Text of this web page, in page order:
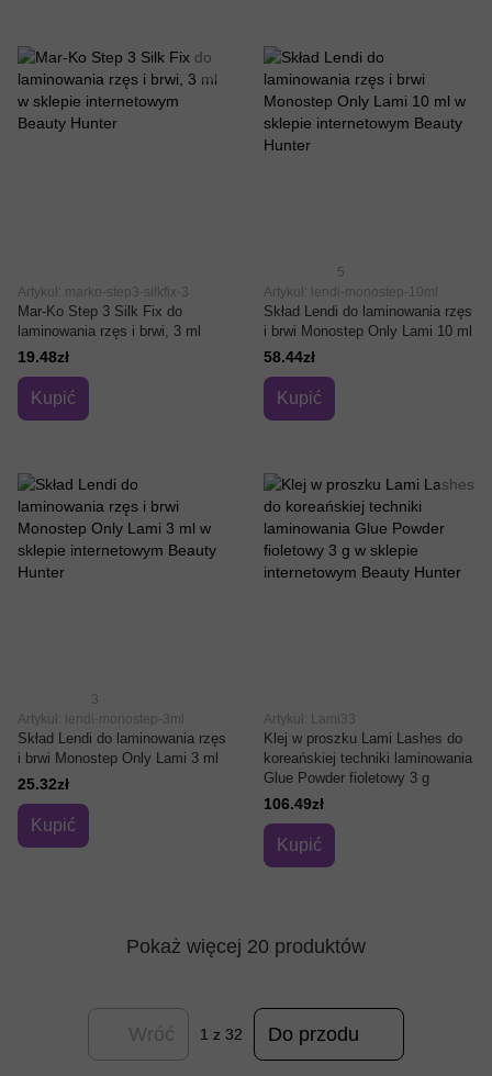
Artykuł: marko-step3-silkfix-3
Mar-Ko Step 3 Silk Fix do
laminowania rzęs i brwi, 3 ml
19.48zł
Kupić
5
Artykuł: lendi-monostep-10ml
Skład Lendi do laminowania rzęs
i brwi Monostep Only Lami 10 ml
58.44zł
Kupić
3
Artykuł: lendi-monostep-3ml
Skład Lendi do laminowania rzęs
i brwi Monostep Only Lami 3 ml
25.32zł
Kupić
Artykuł: Lami33
Klej w proszku Lami Lashes do
koreańskiej techniki laminowania
Glue Powder fioletowy 3 g
106.49zł
Kupić
Pokaż więcej 20 produktów
Wróć 1 z 32 Do przodu